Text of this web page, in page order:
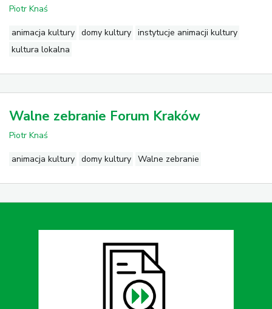
Piotr Knaś
animacja kultury domy kultury
instytucje animacji kultury
kultura lokalna
Walne zebranie Forum Kraków
Piotr Knaś
animacja kultury domy kultury Walne zebranie